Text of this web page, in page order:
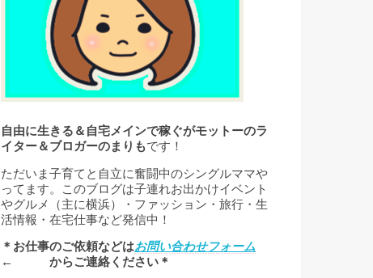
自由に生きる＆自宅メインで稼ぐがモットーのラ
イター＆ブロガーのまりもです！
ただいま子育てと自立に奮闘中のシングルママや
ってます。このブログは子連れお出かけイベント
やグルメ（主に横浜）・ファッション・旅行・生
活情報・在宅仕事など発信中！
＊お仕事のご依頼などはお問い合わせフォーム
← からご連絡ください＊